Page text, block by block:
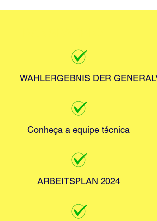
WAHLERGEBNIS DER
Conheça a equipe técnica
ARBEITSPLAN 2024